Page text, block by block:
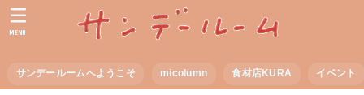
サンデールームへようこそ micolumn 食材店KURA イベント
MENU